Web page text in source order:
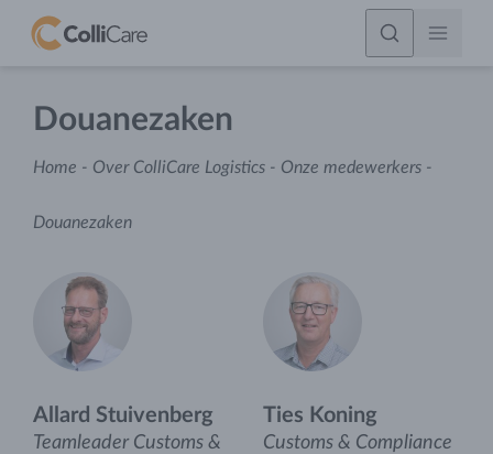
Douanezaken
Home - Over ColliCare Logistics - Onze medewerkers -
Douanezaken
Allard Stuivenberg
Teamleader Customs &
Ties Koning
Customs & Compliance